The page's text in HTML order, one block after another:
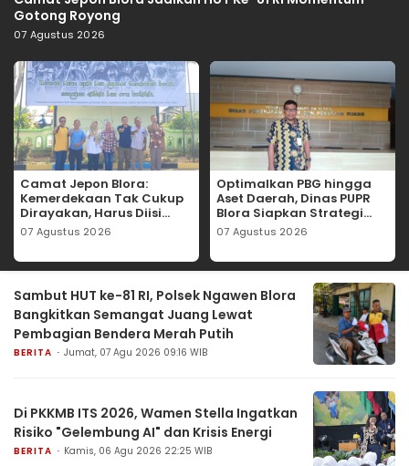
Gotong Royong
07 Agustus 2026
Camat Jepon Blora:
Kemerdekaan Tak Cukup
Dirayakan, Harus Diisi
dengan Gotong Royong
dan Kolaborasi Lintas
07 Agustus 2026
Optimalkan PBG hingga
Aset Daerah, Dinas PUPR
Blora Siapkan Strategi
Kejar Sisa Target PAD
Rp557 Juta
07 Agustus 2026
Sambut HUT ke-81 RI, Polsek Ngawen Blora
Bangkitkan Semangat Juang Lewat
Pembagian Bendera Merah Putih
BERITA Jumat, 07 Agu 2026 09:16 WIB
Di PKKMB ITS 2026, Wamen Stella Ingatkan
Risiko "Gelembung AI" dan Krisis Energi
BERITA Kamis, 06 Agu 2026 22:25 WIB